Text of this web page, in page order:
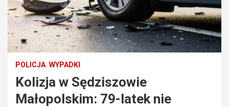
POLICJA WYPADKI
Kolizja w Sędziszowie
Małopolskim: 79-latek nie